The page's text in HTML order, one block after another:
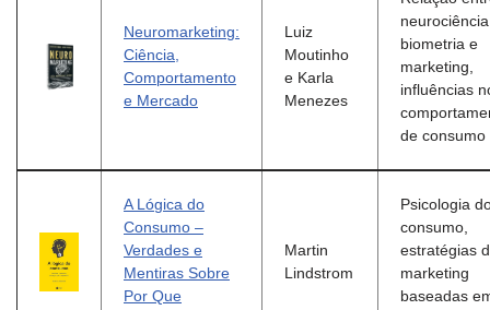
Neuromarketing:
Ciência,
Comportamento
e Mercado
Luiz
Moutinho
e Karla
Menezes
biometria e
marketing,
influências
de consumo
A Lógica do
Consumo –
Verdades e
Mentiras Sobre
Por Que
Martin
Lindstrom
Psicologia
consumo,
estratégias
marketing
baseadas